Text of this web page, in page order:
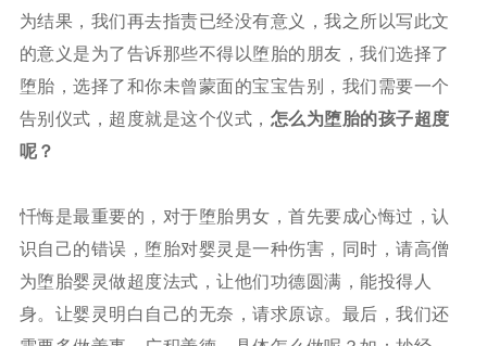
为结果，我们再去指责已经没有意义，我之所以写此文
的意义是为了告诉那些不得以堕胎的朋友，我们选择了
堕胎，选择了和你未曾蒙面的宝宝告别，我们需要一个
告别仪式，超度就是这个仪式， 怎么为堕胎的孩子超度
呢？
忏悔是最重要的，对于堕胎男女，首先要成心悔过，认
识自己的错误，堕胎对婴灵是一种伤害，同时，请高僧
为堕胎婴灵做超度法式，让他们功德圆满，能投得人
身。让婴灵明白自己的无奈，请求原谅。最后，我们还